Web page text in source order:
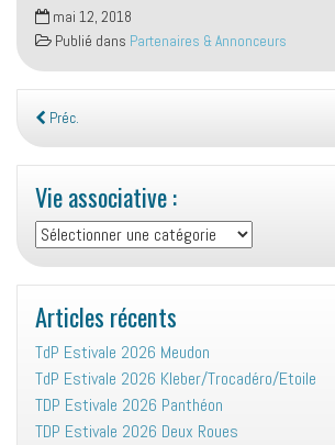
mai 12, 2018
Publié dans Partenaires & Annonceurs
Préc.
Vie associative :
Vie
associative
:
Articles récents
TdP Estivale 2026 Meudon
TdP Estivale 2026 Kleber/Trocadéro/Etoile
TDP Estivale 2026 Panthéon
TDP Estivale 2026 Deux Roues